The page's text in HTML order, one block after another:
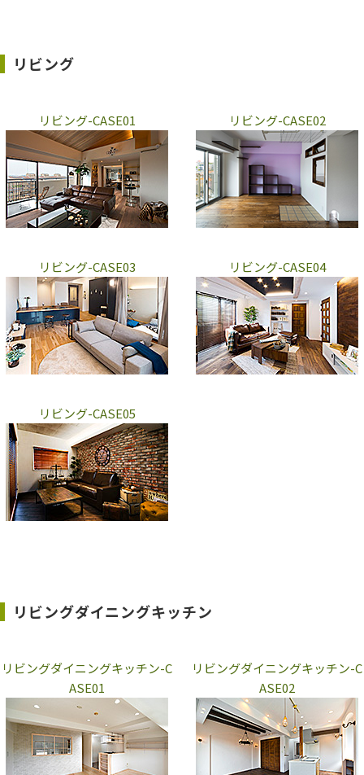
リビング
リビング-CASE01 リビング-CASE02
リビング-CASE03 リビング-CASE04
リビング-CASE05
リビングダイニングキッチン
リビングダイニングキッチン-C
ASE01
リビングダイニングキッチン-C
ASE02